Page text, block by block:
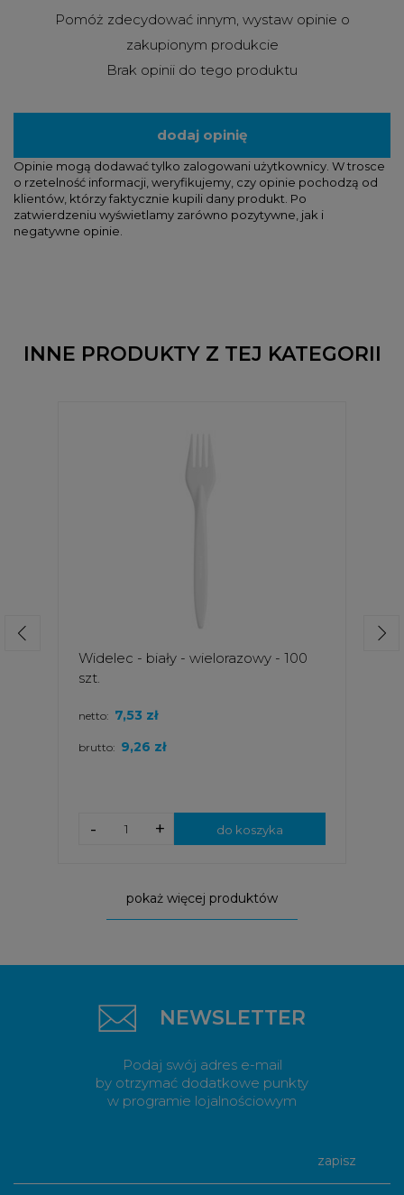
Pomóż zdecydować innym, wystaw opinie o
zakupionym produkcie
Brak opinii do tego produktu
dodaj opinię
Opinie mogą dodawać tylko zalogowani użytkownicy. W trosce
o rzetelność informacji, weryfikujemy, czy opinie pochodzą od
klientów, którzy faktycznie kupili dany produkt. Po
zatwierdzeniu wyświetlamy zarówno pozytywne, jak i
negatywne opinie.
INNE PRODUKTY Z TEJ KATEGORII
Widelec - biały - wielorazowy - 100
szt.
brutto: 9,26 zł
netto: 7,53 zł
+
- do koszyka
pokaż więcej produktów
NEWSLETTER
Podaj swój adres e-mail
by otrzymać dodatkowe punkty
w programie lojalnościowym
zapisz